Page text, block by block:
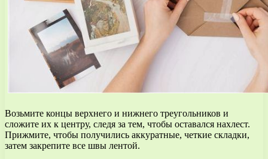
Возьмите концы верхнего и нижнего треугольников и
сложите их к центру, следя за тем, чтобы оставался нахлест.
Прижмите, чтобы получились аккуратные, четкие складки,
затем закрепите все швы лентой.